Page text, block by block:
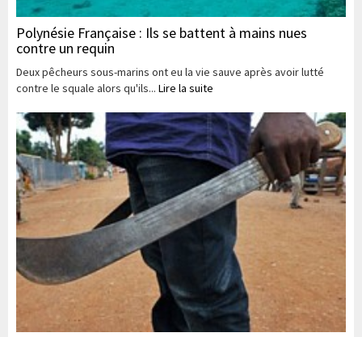
Polynésie Française : Ils se battent à mains nues
contre un requin
Deux pêcheurs sous-marins ont eu la vie sauve après avoir lutté
contre le squale alors qu'ils... Lire la suite